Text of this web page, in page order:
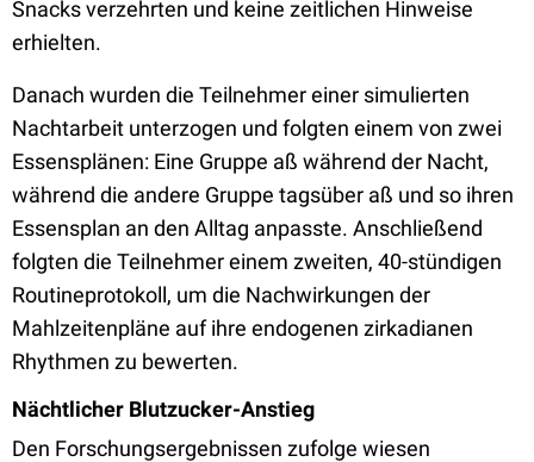
Snacks verzehrten und keine zeitlichen Hinweise
erhielten.
Danach wurden die Teilnehmer einer simulierten
Nachtarbeit unterzogen und folgten einem von zwei
Essensplänen: Eine Gruppe aß während der Nacht,
während die andere Gruppe tagsüber aß und so ihren
Essensplan an den Alltag anpasste. Anschließend
folgten die Teilnehmer einem zweiten, 40-stündigen
Routineprotokoll, um die Nachwirkungen der
Mahlzeitenpläne auf ihre endogenen zirkadianen
Rhythmen zu bewerten.
Nächtlicher Blutzucker-Anstieg
Den Forschungsergebnissen zufolge wiesen